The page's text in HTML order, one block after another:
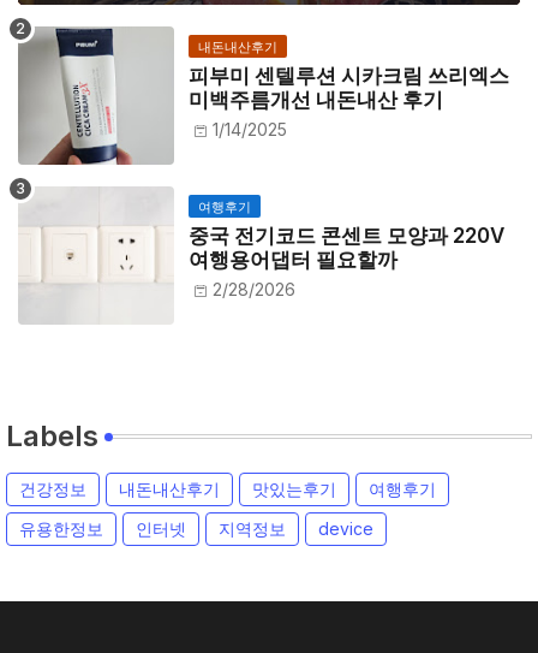
내돈내산후기
피부미 센텔루션 시카크림 쓰리엑스
미백주름개선 내돈내산 후기
1/14/2025
여행후기
중국 전기코드 콘센트 모양과 220V
여행용어댑터 필요할까
2/28/2026
Labels
건강정보 내돈내산후기 맛있는후기
여행후기
유용한정보
인터넷 지역정보 device